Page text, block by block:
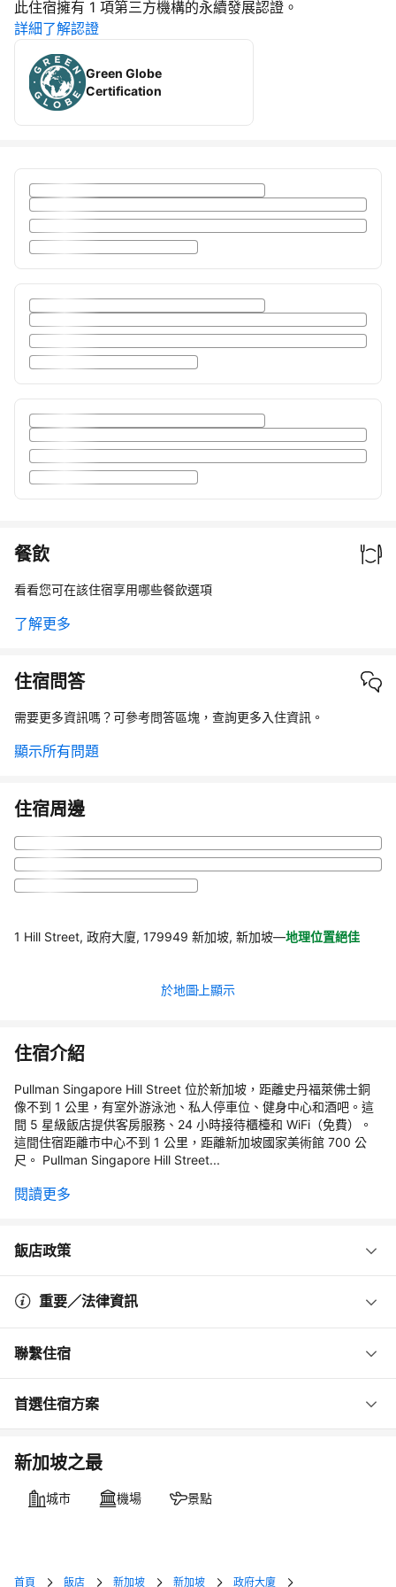
此住宿擁有 1 項第三方機構的永續發展認證。
詳細了解認證
Green Globe
Certification
餐飲
看看您可在該住宿享用哪些餐飲選項
了解更多
住宿問答
需要更多資訊嗎？可參考問答區塊，查詢更多入住資訊。
顯示所有問題
住宿周邊
1 Hill Street, 政府大廈, 179949 新加坡, 新加坡—地理位置絕佳
於地圖上顯示
住宿介紹
Pullman Singapore Hill Street 位於新加坡，距離史丹福萊佛士銅
像不到 1 公里，有室外游泳池、私人停車位、健身中心和酒吧。這
間 5 星級飯店提供客房服務、24 小時接待櫃檯和 WiFi（免費）。
這間住宿距離市中心不到 1 公里，距離新加坡國家美術館 700 公
尺。 Pullman Singapore Hill Street...
閱讀更多
飯店政策
重要／法律資訊
聯繫住宿
首選住宿方案
新加坡之最
城市 機場 景點
首頁 飯店 新加坡 新加坡 政府大廈